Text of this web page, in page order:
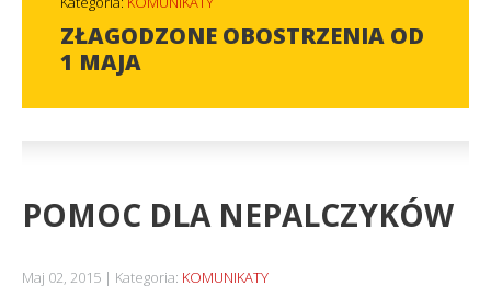
ZŁAGODZONE OBOSTRZENIA OD
1 MAJA
POMOC DLA NEPALCZYKÓW
Maj 02, 2015 Kategoria: KOMUNIKATY